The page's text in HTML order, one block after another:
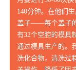
140分钟。在他们
盖子——每个盖子
有32个空腔的模具
通过模具生产的。
洗化合物，清洗过